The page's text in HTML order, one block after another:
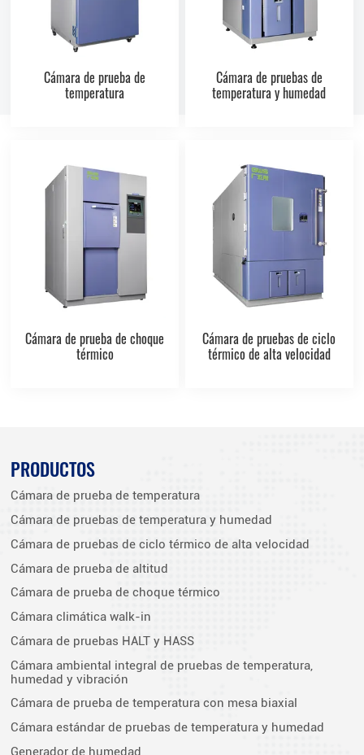
Cámara de prueba de
temperatura
Cámara de pruebas de
temperatura y humedad
Cámara de prueba de choque
térmico
Cámara de pruebas de ciclo
térmico de alta velocidad
PRODUCTOS
Cámara de prueba de temperatura
Cámara de pruebas de temperatura y humedad
Cámara de pruebas de ciclo térmico de alta velocidad
Cámara de prueba de altitud
Cámara de prueba de choque térmico
Cámara climática walk-in
Cámara de pruebas HALT y HASS
Cámara ambiental integral de pruebas de temperatura,
humedad y vibración
Cámara de prueba de temperatura con mesa biaxial
Cámara estándar de pruebas de temperatura y humedad
Generador de humedad